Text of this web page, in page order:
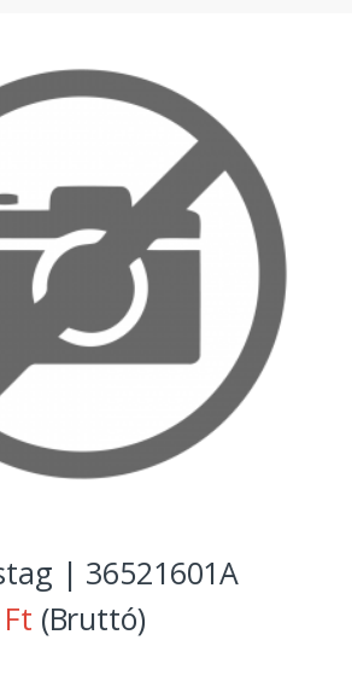
| 36521601A
(Bruttó)